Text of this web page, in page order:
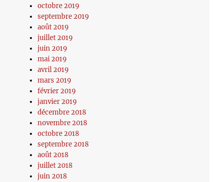
octobre 2019
septembre 2019
août 2019
juillet 2019
juin 2019
mai 2019
avril 2019
mars 2019
février 2019
janvier 2019
décembre 2018
novembre 2018
octobre 2018
septembre 2018
août 2018
juillet 2018
juin 2018